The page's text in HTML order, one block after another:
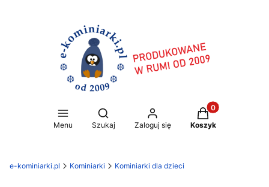
Menu
Otwórz wyszukiwarkę
Szukaj Zaloguj się
Produkty w
Koszyk
e-kominiarki.pl Kominiarki Kominiarki dla dzieci